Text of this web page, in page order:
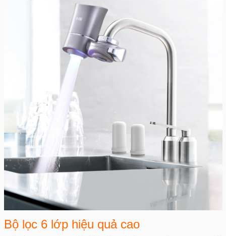
Bộ lọc 6 lớp hiệu quả cao